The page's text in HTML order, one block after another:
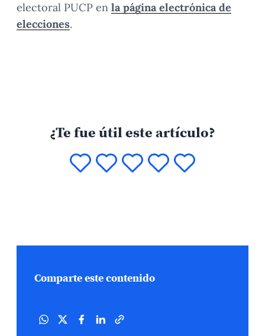
electoral PUCP en la página electrónica de
elecciones.
¿Te fue útil este artículo?
Comparte este contenido